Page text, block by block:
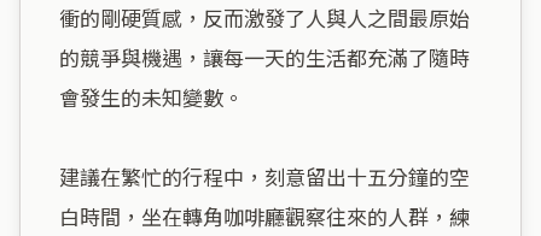
衝的剛硬質感，反而激發了人與人之間最原始
的競爭與機遇，讓每一天的生活都充滿了隨時
會發生的未知變數。
建議在繁忙的行程中，刻意留出十五分鐘的空
白時間，坐在轉角咖啡廳觀察往來的人群，練